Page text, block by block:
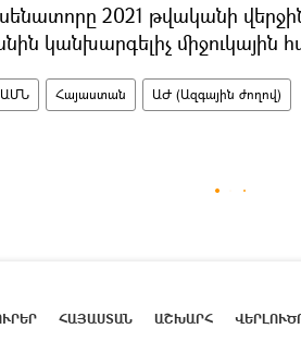
2021 թվականի
կանխարգելիչ միջուկային
ԱՄՆ Հայաստան ԱԺ (Ազգային ժողով)
ՀԱՅԱՍՏԱՆ ԱՇԽԱՐՀ